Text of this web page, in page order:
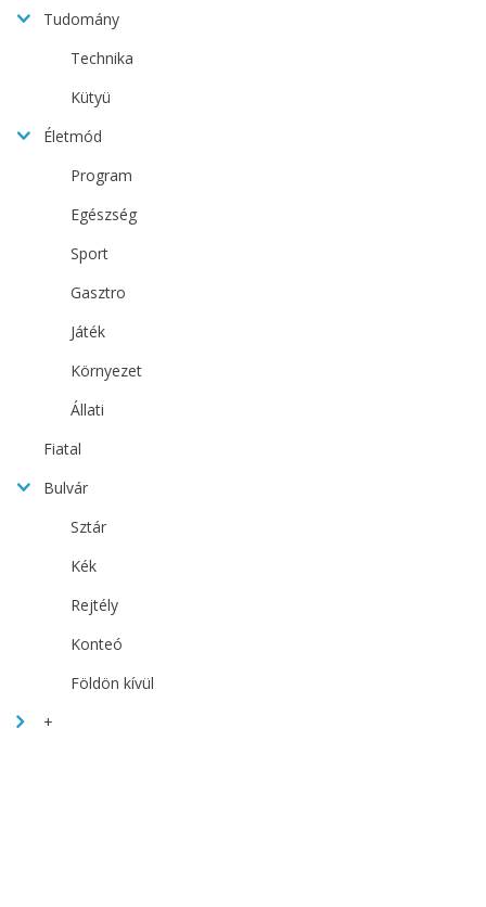
Tudomány
Technika
Kütyü
Életmód
Program
Egészség
Sport
Gasztro
Játék
Környezet
Állati
Fiatal
Bulvár
Sztár
Kék
Rejtély
Konteó
Földön kívül
+